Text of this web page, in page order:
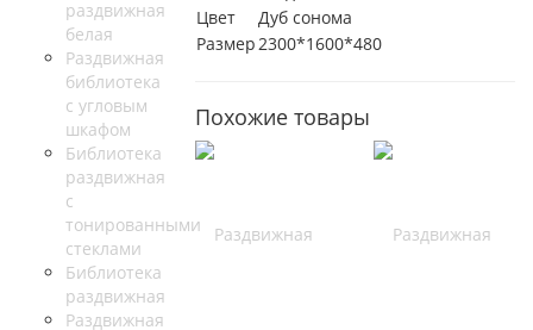
раздвижная
белая
Раздвижная
библиотека
с угловым
шкафом
Библиотека
раздвижная
с
тонированными
стеклами
Библиотека
раздвижная
Раздвижная
Цвет
Дуб сонома
Размер2300*1600*480
Похожие товары